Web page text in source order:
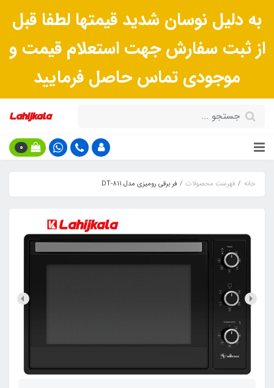
به دلیل نوسان شدید قیمتها لطفا قبل
از ثبت سفارش جهت استعلام قیمت و
موجودی تماس حاصل فرمایید
0
خانه فهرست محصولات فر برقی رومیزی مدل DT-811